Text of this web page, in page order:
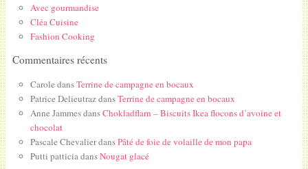
Avec gourmandise
Cléa Cuisine
Fashion Cooking
Commentaires récents
Carole dansTerrine de campagne en bocaux
Patrice DelieutrazdansTerrine de campagne en bocaux
Anne JammesdansChokladflarn – Biscuits Ikea flocons d’avoine et
chocolat
Pascale ChevalierdansPâté de foie de volaille de mon papa
Putti patticiadansNougat glacé